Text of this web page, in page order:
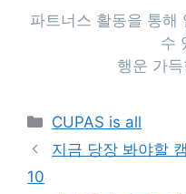
파트너스 활동을 통해
수
행운 가
Categories
CUPAS is all
지금 당장 봐야할
10